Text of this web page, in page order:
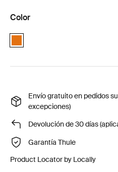
Color
Envío gratuito en pedidos
excepciones)
Devolución de 30 días
Garantía Thule
Product Locator by Locally